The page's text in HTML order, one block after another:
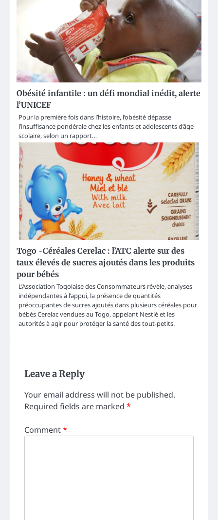
Obésité infantile : un défi mondial inédit, alerte
l’UNICEF
Pour la première fois dans l’histoire, l’obésité dépasse
l’insuffisance pondérale chez les enfants et adolescents d’âge
scolaire, selon un rapport…
Togo -Céréales Cerelac : l’ATC alerte sur des
taux élevés de sucres ajoutés dans les produits
pour bébés
L’Association Togolaise des Consommateurs révèle, analyses
indépendantes à l’appui, la présence de quantités
préoccupantes de sucres ajoutés dans plusieurs céréales pour
bébés Cerelac vendues au Togo, appelant Nestlé et les
autorités à agir pour protéger la santé des tout-petits.
Leave a Reply
Your email address will not be published.
Required fields are marked *
Comment*